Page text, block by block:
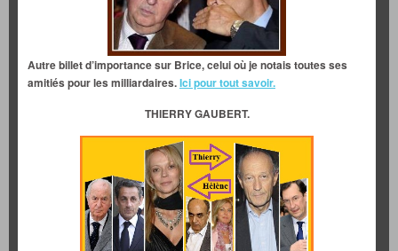
Autre billet d’importance sur Brice, celui où je notais toutes ses
amitiés pour les milliardaires.Ici pour tout savoir.
THIERRY GAUBERT.